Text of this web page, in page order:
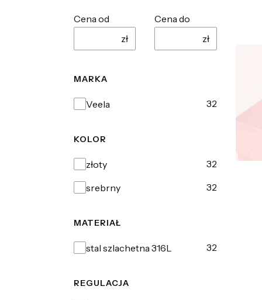
Cena od
zł
Cena do
zł
MARKA
Marka
Veela 32
KOLOR
Kolor
złoty 32
srebrny 32
MATERIAŁ
Materiał
stal szlachetna 316L 32
REGULACJA